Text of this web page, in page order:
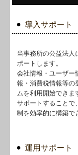
導入サポート
当事務所の公益法人
ポートします。
会社情報・ユーザー
報・消費税情報等の
ムを利用開始でき
サポートすることで
制を効率的に構築で
運用サポート